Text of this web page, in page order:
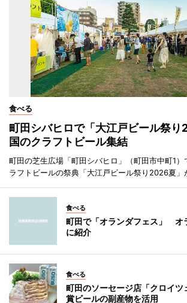
食べる
町田シバヒロで「大江戸ビール祭
国のクラフトビール集結
町田の芝生広場「町田シバヒロ」（町田市中町1）
ラフトビールの祭典「大江戸ビール祭り2026夏」
食べる
町田で「オランダフェス」 オ
に紹介
食べる
町田のソーセージ店「クロイ
賞ビールの副産物を活用